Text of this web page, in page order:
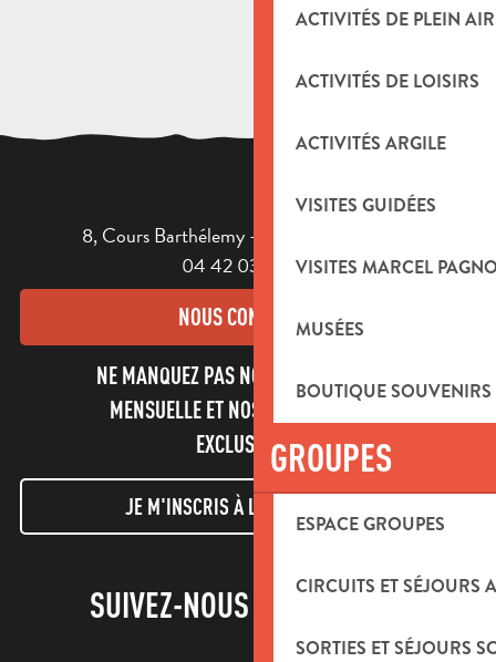
ACTIVITÉS DE PLEIN AIR
ACTIVITÉS DE LOISIRS
ACTIVITÉS ARGILE
VISITES GUIDÉES
VISITES MARCEL
MUSÉES
BOUTIQUE
GROUPES
ESPACE GROUPES
CIRCUITS ET SÉJOURS
SORTIES ET SÉJOURS
8, Cours Barthélemy - 13400 AUBAGNE
04 42 03 49 98
NOUS CONTACTER
NE MANQUEZ PAS NOTRE NEWSLETTER
MENSUELLE ET NOS INFORMATIONS
EXCLUSIVES !
JE M'INSCRIS À LA NEWSLETTER
SUIVEZ-NOUS !